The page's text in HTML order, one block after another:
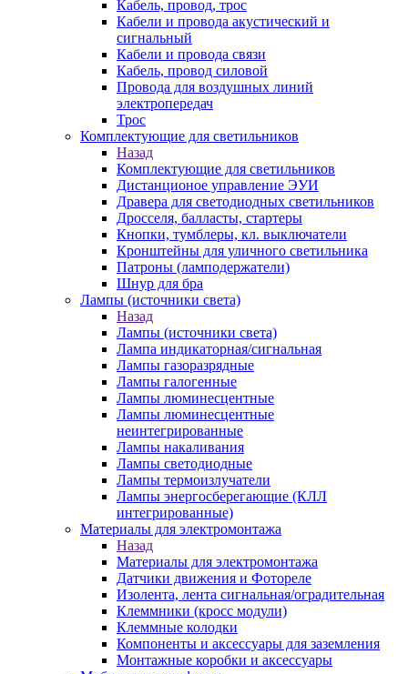
Кабель, провод, трос
Кабели и провода акустический и
сигнальный
Кабели и провода связи
Кабель, провод силовой
Провода для воздушных линий
электропередач
Трос
Комплектующие для светильников
Назад
Комплектующие для светильников
Дистанционое управление ЭУИ
Дравера для светодиодных светильников
Дросселя, балласты, стартеры
Кнопки, тумблеры, кл. выключатели
Кронштейны для уличного светильника
Патроны (ламподержатели)
Шнур для бра
Лампы (источники света)
Назад
Лампы (источники света)
Лампа индикаторная/сигнальная
Лампы газоразрядные
Лампы галогенные
Лампы люминесцентные
Лампы люминесцентные
неинтегрированные
Лампы накаливания
Лампы светодиодные
Лампы термоизлучатели
Лампы энергосберегающие (КЛЛ
интегрированные)
Материалы для электромонтажа
Назад
Материалы для электромонтажа
Датчики движения и Фотореле
Изолента, лента сигнальная/оградительная
Клеммники (кросс модули)
Клеммные колодки
Компоненты и аксессуары для заземления
Монтажные коробки и аксессуары